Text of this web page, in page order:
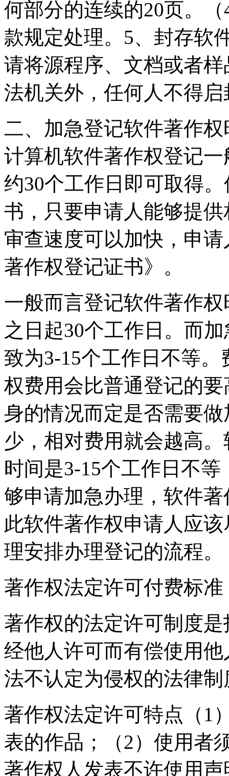
何部分的连续的20页。
款规定处理。5、封存软
请将源程序、文档或者
法机关外，任何人不得启
二、加急登记软件著作
计算机软件著作权登记
约30个工作日即可取得
书，只要申请人能够提
审查速度可以加快，申
著作权登记证书》。
一般而言登记软件著作
之日起30个工作日。而
致为3-15个工作日不等
权费用会比普通登记的
身的情况而定是否需要
少，相对费用就会越高
时间是3-15个工作日不
够申请加急办理，软件
此软件著作权申请人应
理安排办理登记的流程。
著作权法定许可付费标准
著作权的法定许可制度
经他人许可而有偿使用
法不认定为侵权的法律制
著作权法定许可特点（1
表的作品；（2）使用者
著作权人发表不许使用